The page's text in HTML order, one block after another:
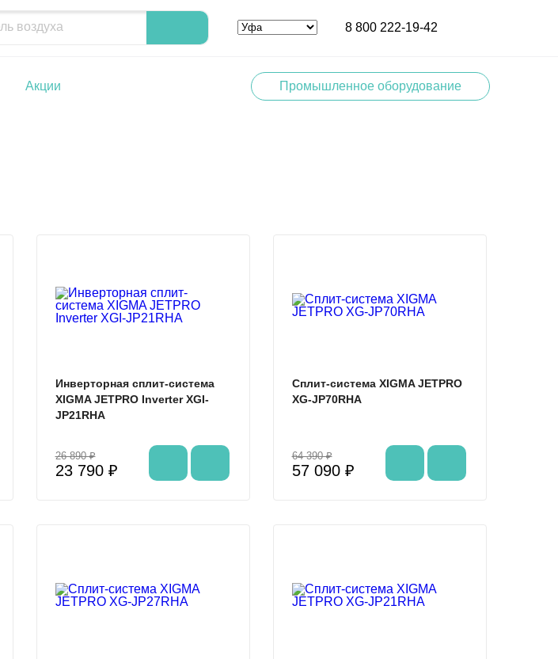
8 800 222-19-42
Акции Промышленное оборудование
Инверторная сплит-система
XIGMA JETPRO Inverter XGI-
JP21RHA
26 890 ₽
23 790 ₽
Сплит-система XIGMA JETPRO
XG-JP70RHA
64 390 ₽
57 090 ₽